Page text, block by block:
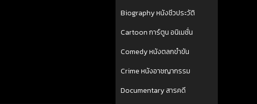
Biography หนังชีวประวัติ
Cartoon การ์ตูน อนิเมชั่น
Comedy หนังตลกขำขัน
Crime หนังอาชญากรรม
Documentary สารคดี